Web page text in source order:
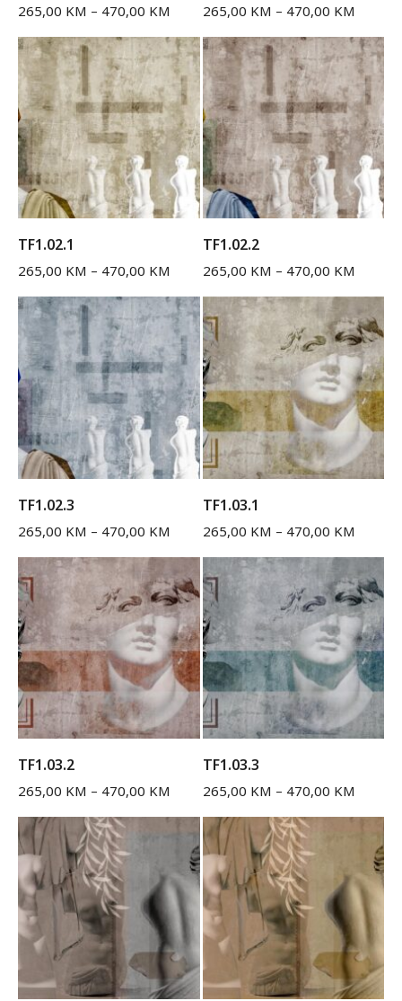
265,00 KM – 470,00 KM 265,00 KM – 470,00 KM
TF1.02.1
265,00 KM – 470,00 KM
TF1.02.2
265,00 KM – 470,00 KM
TF1.02.3
265,00 KM – 470,00 KM
TF1.03.1
265,00 KM – 470,00 KM
TF1.03.2
265,00 KM – 470,00 KM
TF1.03.3
265,00 KM – 470,00 KM